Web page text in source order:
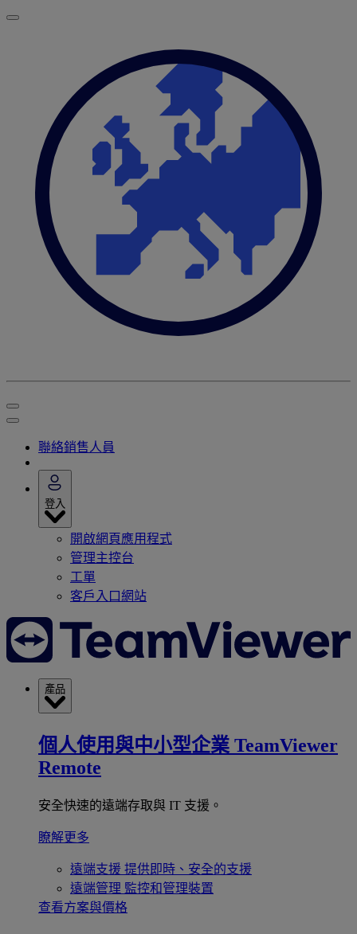
聯絡銷售人員
登入
開啟網頁應用程式
管理主控台
工單
客戶入口網站
產品
個人使用與中小型企業 TeamViewer
Remote
安全快速的遠端存取與 IT 支援。
瞭解更多
遠端支援 提供即時、安全的支援
遠端管理 監控和管理裝置
查看方案與價格